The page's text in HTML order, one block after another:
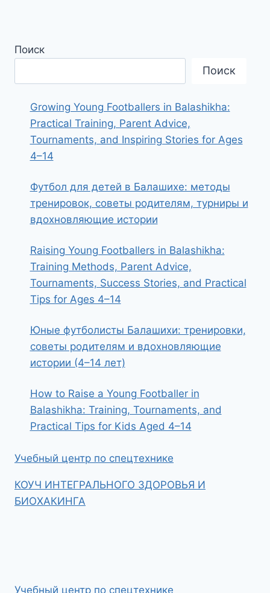
Поиск
Поиск
Growing Young Footballers in Balashikha:
Practical Training, Parent Advice,
Tournaments, and Inspiring Stories for Ages
4–14
Футбол для детей в Балашихе: методы
тренировок, советы родителям, турниры и
вдохновляющие истории
Raising Young Footballers in Balashikha:
Training Methods, Parent Advice,
Tournaments, Success Stories, and Practical
Tips for Ages 4–14
Юные футболисты Балашихи: тренировки,
советы родителям и вдохновляющие
истории (4–14 лет)
How to Raise a Young Footballer in
Balashikha: Training, Tournaments, and
Practical Tips for Kids Aged 4–14
Учебный центр по спецтехнике
КОУЧ ИНТЕГРАЛЬНОГО ЗДОРОВЬЯ И
БИОХАКИНГА
Учебный центр по спецтехнике